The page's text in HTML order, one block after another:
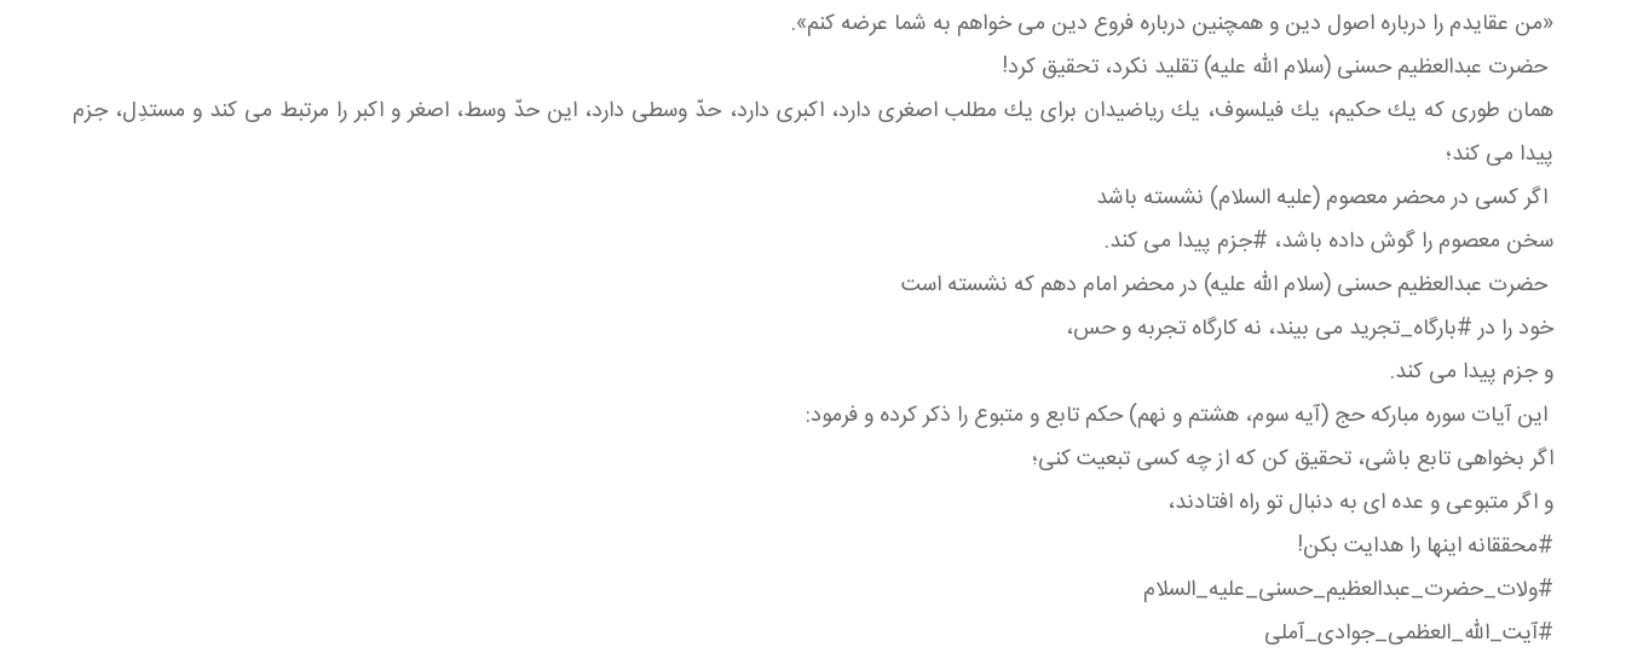
«من عقایدم را درباره اصول دین و همچنین درباره فروع دین می خواهم به شما عرضه كنم».
حضرت عبدالعظیم حسنی (سلام الله علیه) تقلید نكرد، تحقیق كرد!
همان طوری كه یك حكیم، یك فیلسوف، یك ریاضیدان برای یك مطلب اصغری دارد، اكبری دارد، حدّ وسطی دارد، این حدّ وسط، اصغر و اكبر را مرتبط می كند و مستدِل، جزم
پیدا می كند؛
اگر كسی در محضر معصوم (علیه السلام) نشسته باشد
سخن معصوم را گوش داده باشد، #جزم پیدا می كند.
حضرت عبدالعظیم حسنی (سلام الله علیه) در محضر امام دهم كه نشسته است
خود را در #بارگاه_تجرید می بیند، نه كارگاه تجربه و حس،
و جزم پیدا می كند.
این آیات سوره مباركه حج (آیه سوم، هشتم و نهم) حكم تابع و متبوع را ذكر كرده و فرمود:
اگر بخواهی تابع باشی، تحقیق كن كه از چه كسی تبعیت كنی؛
و اگر متبوعی و عده ای به دنبال تو راه افتادند،
#محققانه اینها را هدایت بكن!
#ولات_حضرت_عبدالعظیم_حسنی_علیه_السلام
#آیت_الله_العظمی_جوادی_آملی